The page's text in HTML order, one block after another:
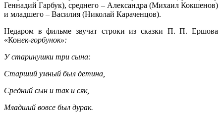
Геннадий Гарбук), среднего – Александра (Михаил Кокшенов)
и младшего – Василия (Николай Караченцов).
Недаром в фильме звучат строки из сказки П. П. Ершова
«Конек-горбунок»:
У старинушки три сына:
Старший умный был детина,
Средний сын и так и сяк,
Младший вовсе был дурак.